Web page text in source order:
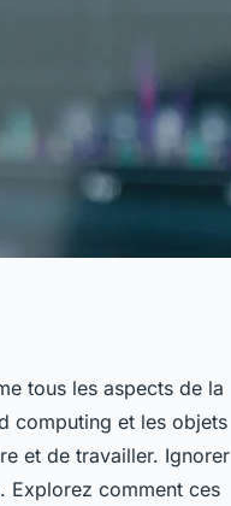
tous les aspects de la
computing et les objets
et de travailler. Ignorer
Explorez comment ces